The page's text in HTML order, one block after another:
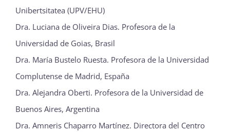
Unibertsitatea (UPV/EHU)
Dra. Luciana de Oliveira Dias. Profesora de la
Universidad de Goias, Brasil
Dra. María Bustelo Ruesta. Profesora de la Universidad
Complutense de Madrid, España
Dra. Alejandra Oberti. Profesora de la Universidad de
Buenos Aires, Argentina
Dra. Amneris Chaparro Martínez. Directora del Centro